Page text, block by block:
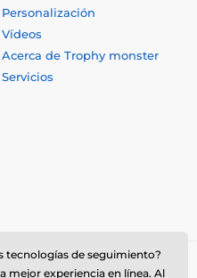
Personalización
Vídeos
Acerca de Trophy monster
Servicios
tecnologías de seguimiento?
mejor experiencia en línea. Al